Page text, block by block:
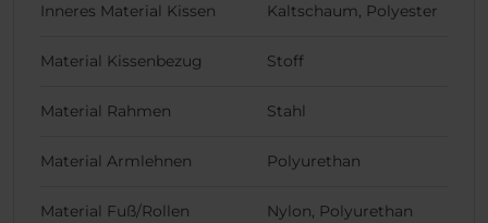
Inneres Material Kissen Kaltschaum, Polyester
Material Kissenbezug Stoff
Material Rahmen Stahl
Material Armlehnen Polyurethan
Material Fuß/Rollen Nylon, Polyurethan